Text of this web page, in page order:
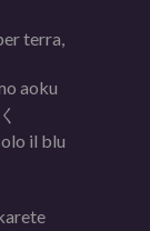
terra,
aoku
il blu